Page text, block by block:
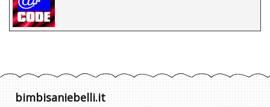
bimbisaniebelli.it